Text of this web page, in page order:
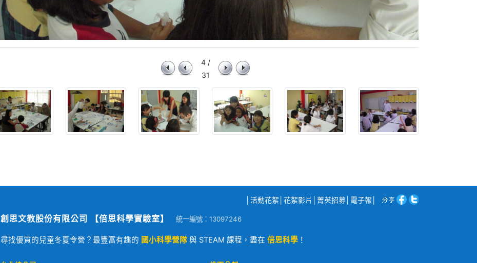
4 /
31
活動花絮 花絮影片 菁英招募 電子報
創思文教股份有限公司 【倍思科學實驗室】 統一編號：13097246
尋找優質的兒童冬夏令營？最豐富有趣的 國小科學營隊 與 STEAM 課程，盡在 倍思科學 ！